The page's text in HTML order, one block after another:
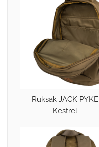
Ruksak JACK PYKE
Kestrel